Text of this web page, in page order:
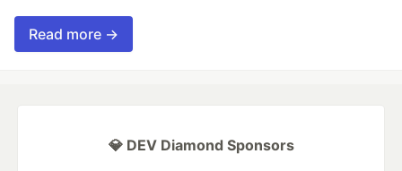
Read more →
💎 DEV Diamond Sponsors